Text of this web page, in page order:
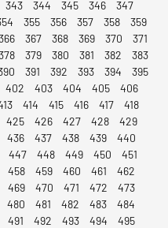
343 344 345 346
347
355 356 357 358
359
367 368 369 370
371
379 380 381 382
383
391 392 393 394
395
402 403 404 405
406
414 415 416 417
418
425 426 427 428
429
436 437 438 439
440
447 448 449 450
451
458 459 460 461
462
469 470 471 472
473
480 481 482 483
484
491 492 493 494
495